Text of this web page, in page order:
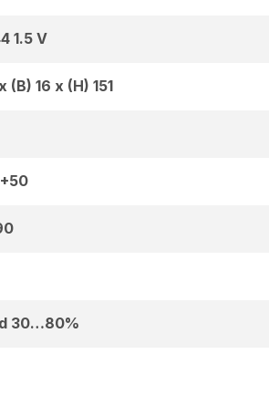
1.5 V
(B) 16 x (H) 151
30…80%